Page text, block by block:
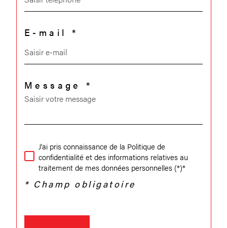
E-mail *
Message *
J'ai pris connaissance de la Politique de
confidentialité et des informations relatives au
traitement de mes données personnelles (*)*
* Champ obligatoire